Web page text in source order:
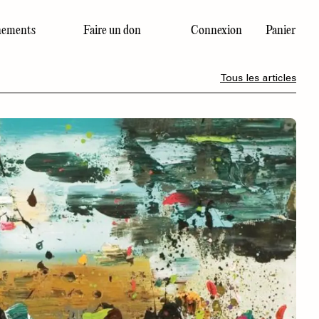
Faire un don Connexion Panier
Tous les articles